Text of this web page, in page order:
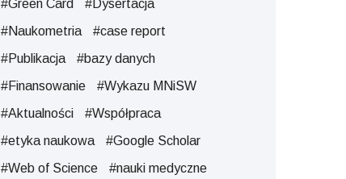
#Green Card
#Dysertacja
#Naukometria
#case report
#Publikacjа
#bazy danych
#Finansowanie
#Wykazu MNiSW
#Aktualności
#Współpraca
#etyka naukowa
#Google Scholar
#Web of Science
#nauki medyczne